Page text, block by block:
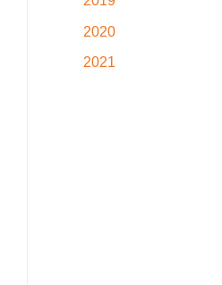
2020
2021